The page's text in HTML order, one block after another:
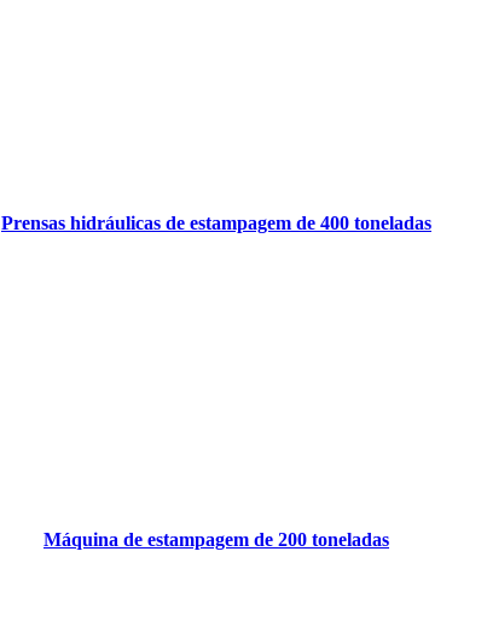
Prensas hidráulicas de estampagem de 400 toneladas
Máquina de estampagem de 200 toneladas